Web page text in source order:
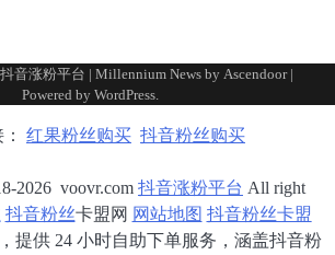
抖音涨粉平台 | Millennium News by Ascendoor|
Powered by WordPress.
红果粉丝购买 抖音粉丝购买
2026 voovr.com 抖音涨粉平台 All right
抖音粉丝卡盟网 网站地图 抖音粉丝卡盟
提供 24 小时自助下单服务，涵盖抖音粉